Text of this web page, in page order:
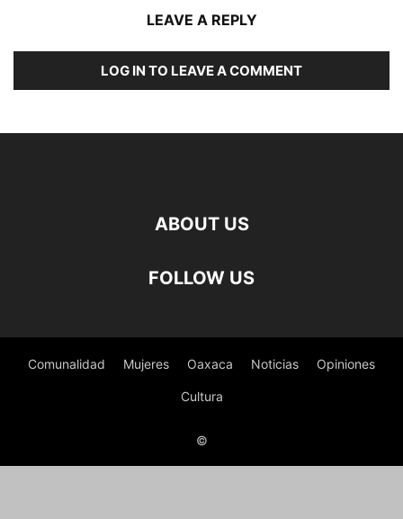
LEAVE A REPLY
LOG IN TO LEAVE A COMMENT
ABOUT US
FOLLOW US
Comunalidad Mujeres Oaxaca Noticias Opiniones
Cultura
©